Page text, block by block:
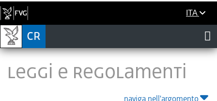
ITA
LEGGI E REGOLAMENTI
naviga nell'argomento